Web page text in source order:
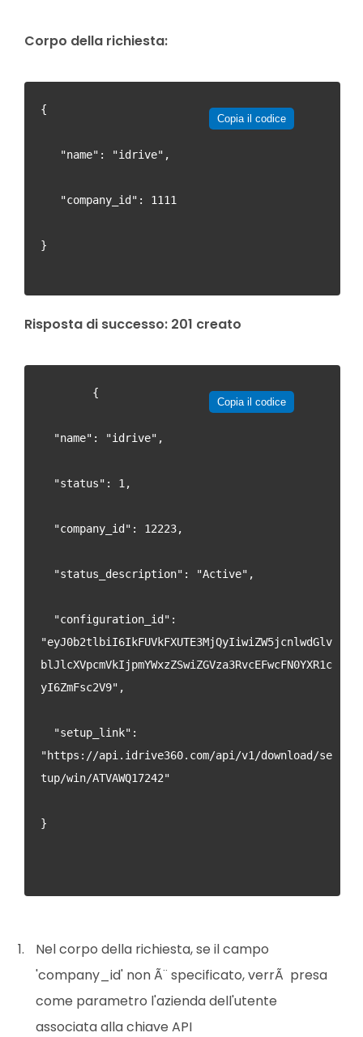
Corpo della richiesta:
{
   "name": "idrive",
   "company_id": 1111
}
Copia il codice
Risposta di successo: 201 creato
    	{
  "name": "idrive",
  "status": 1,
  "company_id": 12223,
  "status_description": "Active",
"eyJ0b2tlbiI6IkFUVkFXUTE3MjQyIiwiZW5jcnlwdGlv
blJlcXVpcmVkIjpmYWxzZSwiZGVza3RvcEFwcFN0YXR1c
yI6ZmFsc2V9",
"https://api.idrive360.com/api/v1/download/se
tup/win/ATVAWQ17242"
}
Copia il codice
Nel corpo della richiesta, se il campo
'company_id' non Ã¨ specificato, verrÃ presa
come parametro l'azienda dell'utente
associata alla chiave API